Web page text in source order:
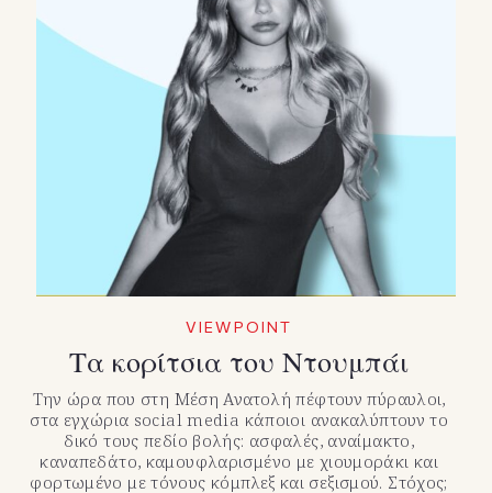
VIEWPOINT
Τα κορίτσια του Ντουμπάι
Την ώρα που στη Μέση Ανατολή πέφτουν πύραυλοι,
στα εγχώρια social media κάποιοι ανακαλύπτουν το
δικό τους πεδίο βολής: ασφαλές, αναίμακτο,
καναπεδάτο, καμουφλαρισμένο με χιουμοράκι και
φορτωμένο με τόνους κόμπλεξ και σεξισμού. Στόχος;